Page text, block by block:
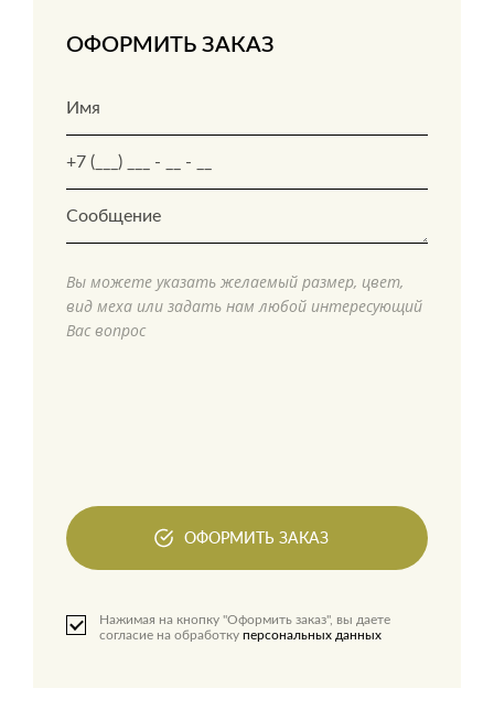
ОФОРМИТЬ ЗАКАЗ
Вы можете указать желаемый размер, цвет,
вид меха или задать нам любой интересующий
Вас вопрос
ОФОРМИТЬ ЗАКАЗ
Нажимая на кнопку "Оформить заказ", вы даете
согласие на обработку персональных данных